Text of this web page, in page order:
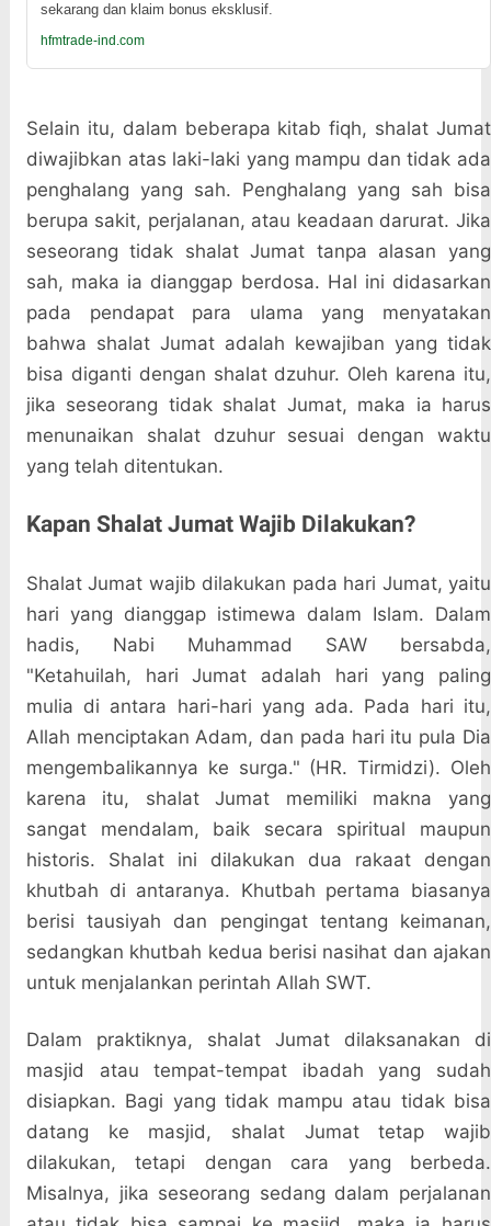
sekarang dan klaim bonus eksklusif.
hfmtrade-ind.com
Selain itu, dalam beberapa kitab fiqh, shalat Jumat
diwajibkan atas laki-laki yang mampu dan tidak ada
penghalang yang sah. Penghalang yang sah bisa
berupa sakit, perjalanan, atau keadaan darurat. Jika
seseorang tidak shalat Jumat tanpa alasan yang
sah, maka ia dianggap berdosa. Hal ini didasarkan
pada pendapat para ulama yang menyatakan
bahwa shalat Jumat adalah kewajiban yang tidak
bisa diganti dengan shalat dzuhur. Oleh karena itu,
jika seseorang tidak shalat Jumat, maka ia harus
menunaikan shalat dzuhur sesuai dengan waktu
yang telah ditentukan.
Kapan Shalat Jumat Wajib Dilakukan?
Shalat Jumat wajib dilakukan pada hari Jumat, yaitu
hari yang dianggap istimewa dalam Islam. Dalam
hadis, Nabi Muhammad SAW bersabda,
"Ketahuilah, hari Jumat adalah hari yang paling
mulia di antara hari-hari yang ada. Pada hari itu,
Allah menciptakan Adam, dan pada hari itu pula Dia
mengembalikannya ke surga." (HR. Tirmidzi). Oleh
karena itu, shalat Jumat memiliki makna yang
sangat mendalam, baik secara spiritual maupun
historis. Shalat ini dilakukan dua rakaat dengan
khutbah di antaranya. Khutbah pertama biasanya
berisi tausiyah dan pengingat tentang keimanan,
sedangkan khutbah kedua berisi nasihat dan ajakan
untuk menjalankan perintah Allah SWT.
Dalam praktiknya, shalat Jumat dilaksanakan di
masjid atau tempat-tempat ibadah yang sudah
disiapkan. Bagi yang tidak mampu atau tidak bisa
datang ke masjid, shalat Jumat tetap wajib
dilakukan, tetapi dengan cara yang berbeda.
Misalnya, jika seseorang sedang dalam perjalanan